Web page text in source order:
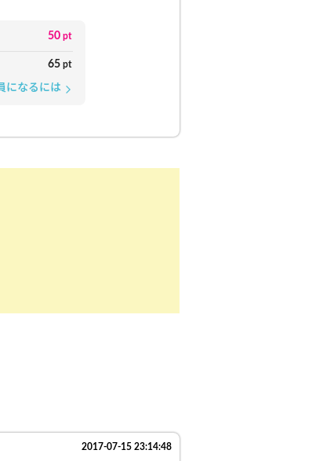
50 pt
65 pt
になるには arrow_forward_ios
2017-07-15 23:14:48